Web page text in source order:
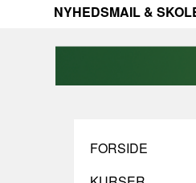
NYHEDSMAIL &
FORSIDE